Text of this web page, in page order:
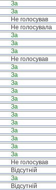
За
За
Не голосував
Не голосувала
За
За
За
Не голосував
За
За
За
За
За
За
За
За
За
За
За
За
Не голосував
Відсутній
За
Відсутній